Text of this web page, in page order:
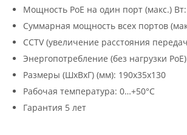
Мощность PoE на один порт (макс.)
Суммарная мощность всех портов
CCTV (увеличение расстояния
Энергопотребление (без нагрузки
Размеры (ШхВхГ) (мм): 190x35x130
Рабочая температура: 0…+50°С
Гарантия 5 лет